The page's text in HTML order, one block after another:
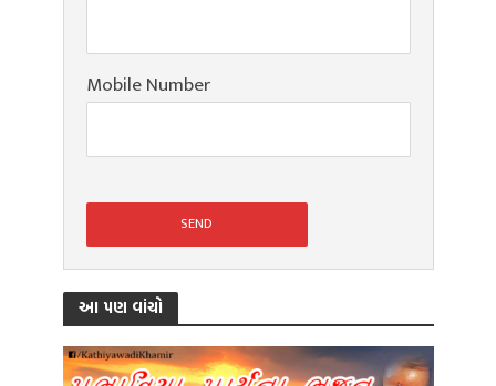
Mobile Number
આ પણ વાંચો